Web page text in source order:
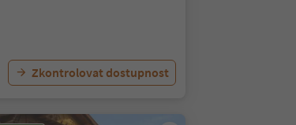
Zkontrolovat dostupnost